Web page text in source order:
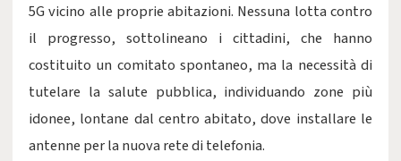
5G vicino alle proprie abitazioni. Nessuna lotta contro
il progresso, sottolineano i cittadini, che hanno
costituito un comitato spontaneo, ma la necessità di
tutelare la salute pubblica, individuando zone più
idonee, lontane dal centro abitato, dove installare le
antenne per la nuova rete di telefonia.